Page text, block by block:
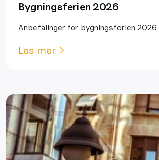
Bygningsferien 2026
Anbefalinger for bygningsferien
Les mer